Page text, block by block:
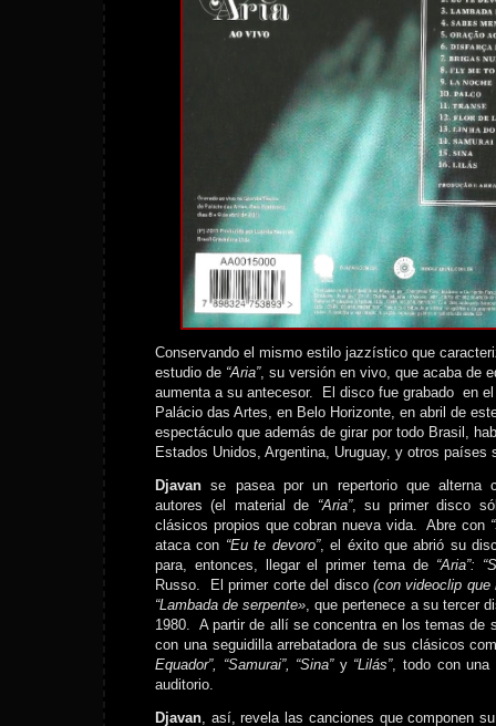
Conservando el mismo estilo jazzístico que
estudio de “Aria”, su versión en vivo, que acaba de
aumenta a su antecesor. El disco fue grabado en el
Palácio das Artes, en Belo Horizonte, en abril de
espectáculo que además de girar por todo Brasil,
Estados Unidos, Argentina, Uruguay, y otros países
Djavan se pasea por un repertorio que alterna
autores (el material de “Aria”, su primer disco
clásicos propios que cobran nueva vida. Abre con
ataca con “Eu te devoro”, el éxito que abrió su
para, entonces, llegar el primer tema de “Aria”:
Russo. El primer corte del disco (con videoclip
“Lambada de serpente», que pertenece a su tercer
1980. A partir de allí se concentra en los temas de
con una seguidilla arrebatadora de sus clásicos
Equador”, “Samurai”, “Sina”y “Lilás”, todo con una
auditorio.
Djavan, así, revela las canciones que componen